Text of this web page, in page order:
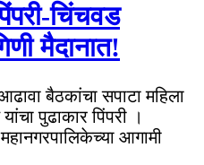
चिंचवड
मैदानात!
बैठकांचा सपाटा महिला
पुढाकार पिंपरी ।
आगामी